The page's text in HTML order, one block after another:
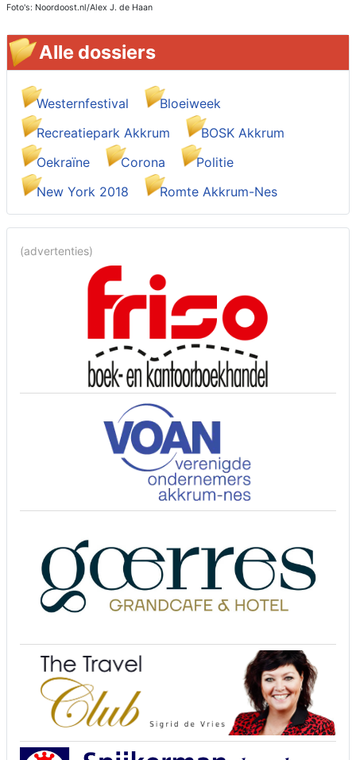
Foto's: Noordoost.nl/Alex J. de Haan
Alle dossiers
Westernfestival
Bloeiweek
Recreatiepark Akkrum
BOSK Akkrum
Oekraïne
Corona
Politie
New York 2018
Romte Akkrum-Nes
(advertenties)